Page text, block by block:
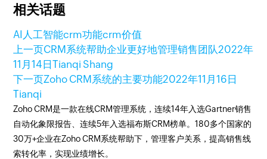
相关话题
AI人工智能crm功能crm价值
上一页CRM系统帮助企业更好地管理销售团队2022年
11月14日Tianqi Shang
下一页Zoho CRM系统的主要功能2022年11月16日
Tianqi
Zoho CRM是一款在线CRM管理系统，连续14年入选Gartner销售
自动化象限报告、连续5年入选福布斯CRM榜单。180多个国家的
30万+企业在Zoho CRM系统帮助下，管理客户关系，提高销售线
索转化率，实现业绩增长。